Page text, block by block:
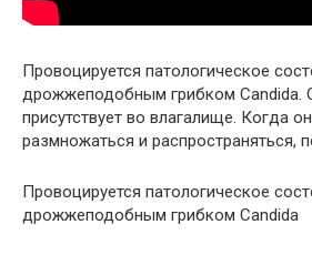
Провоцируется патологическое
дрожжеподобным грибком Candida.
присутствует во влагалище. Когда
размножаться и распространяться,
Провоцируется патологическое
дрожжеподобным грибком Candida